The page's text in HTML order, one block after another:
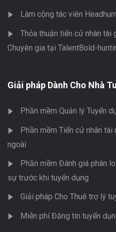
Làm cộng tác viên
Thỏa thuận tiến cử nhân tài
Chuyên gia tại TalentBold-
Giải pháp Dành Cho Nhà
Phần mềm Quản lý Tuyển
Phần mềm Tiến cử nhân
ngoài
Phần mềm Đánh giá phân
sự trước khi tuyển dụng
Giải pháp Cho Thuê trợ lý
Miễn phí Đăng tin tuyển